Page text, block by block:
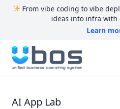
From vibe coding to vibe
ideas into infra with
Learn
UBOS
AI App Lab